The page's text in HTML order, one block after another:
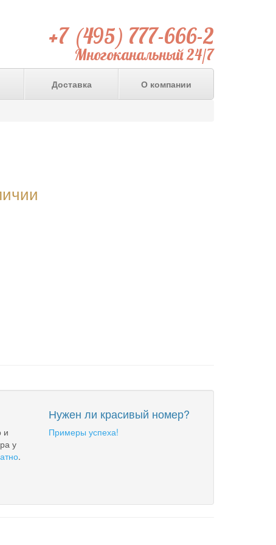
+7 (495) 777-666-2
Многоканальный 24/7
Доставка О компании
и
у
.
Нужен ли красивый номер?
Примеры успеха!